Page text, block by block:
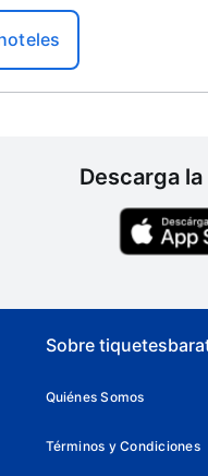
Descarga
Sobre
Quiénes Somos
Términos y Condiciones